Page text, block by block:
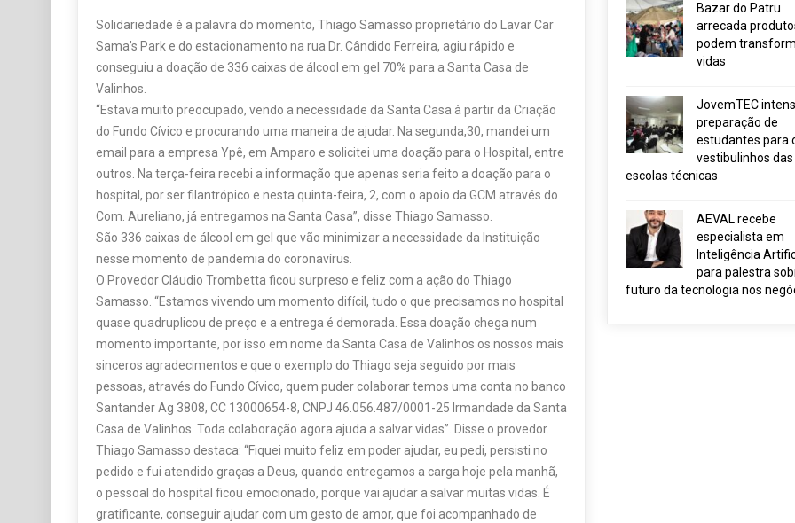
Solidariedade é a palavra do momento, Thiago Samasso proprietário do Lavar Car
Sama’s Park e do estacionamento na rua Dr. Cândido Ferreira, agiu rápido e
conseguiu a doação de 336 caixas de álcool em gel 70% para a Santa Casa de
Valinhos.
“Estava muito preocupado, vendo a necessidade da Santa Casa à partir da Criação
do Fundo Cívico e procurando uma maneira de ajudar. Na segunda,30, mandei um
email para a empresa Ypê, em Amparo e solicitei uma doação para o Hospital, entre
outros. Na terça-feira recebi a informação que apenas seria feito a doação para o
hospital, por ser filantrópico e nesta quinta-feira, 2, com o apoio da GCM através do
Com. Aureliano, já entregamos na Santa Casa”, disse Thiago Samasso.
São 336 caixas de álcool em gel que vão minimizar a necessidade da Instituição
nesse momento de pandemia do coronavírus.
O Provedor Cláudio Trombetta ficou surpreso e feliz com a ação do Thiago
Samasso. “Estamos vivendo um momento difícil, tudo o que precisamos no hospital
quase quadruplicou de preço e a entrega é demorada. Essa doação chega num
momento importante, por isso em nome da Santa Casa de Valinhos os nossos mais
sinceros agradecimentos e que o exemplo do Thiago seja seguido por mais
pessoas, através do Fundo Cívico, quem puder colaborar temos uma conta no banco
Santander Ag 3808, CC 13000654-8, CNPJ 46.056.487/0001-25 Irmandade da Santa
Casa de Valinhos. Toda colaboração agora ajuda a salvar vidas”. Disse o provedor.
Thiago Samasso destaca: “Fiquei muito feliz em poder ajudar, eu pedi, persisti no
pedido e fui atendido graças a Deus, quando entregamos a carga hoje pela manhã,
o pessoal do hospital ficou emocionado, porque vai ajudar a salvar muitas vidas. É
gratificante, conseguir ajudar com um gesto de amor, que foi acompanhado de
Bazar do Patru
arrecada
podem
vidas
JovemTEC
preparação de
estudantes para
vestibulinhos das
escolas técnicas
AEVAL recebe
especialista em
Inteligência
para palestra
futuro da tecnologia nos